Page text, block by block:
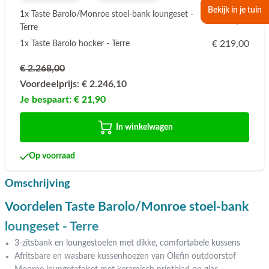
Bekijk in je tuin
1x Taste Barolo/Monroe stoel-bank loungeset -
Terre
€ 2.049,00
1x Taste Barolo hocker - Terre € 219,00
€ 2.268,00
Voordeelprijs: € 2.246,10
Je bespaart: € 21,90
In winkelwagen
Op voorraad
Omschrijving
Voordelen Taste Barolo/Monroe stoel-bank
loungeset - Terre
3-zitsbank en loungestoelen met dikke, comfortabele kussens
Afritsbare en wasbare kussenhoezen van Olefin outdoorstof